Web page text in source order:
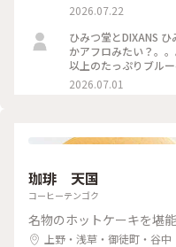
2026.07.22
ひみつ堂とDIXANS ひみつ堂谷中本店でブルーベリー三昧 なん
かアフロみたい？。
以上のたっぷりブル
何粒のブルーベリー
毎日お疲れ様様です
2026.07.01
珈琲 天国
コーヒーテンゴク
名物のホットケーキを堪
上野・浅草・御徒町・谷中